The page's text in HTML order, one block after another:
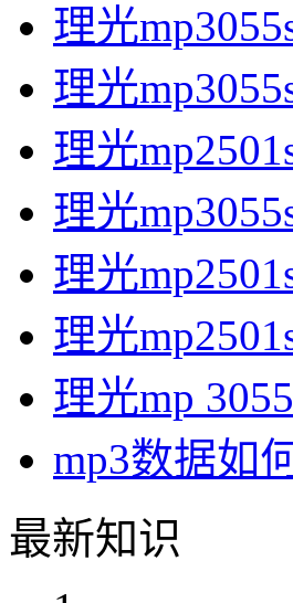
理光
理光
理光
理光
理光
理光
理光mp
mp3数据如
最新知识